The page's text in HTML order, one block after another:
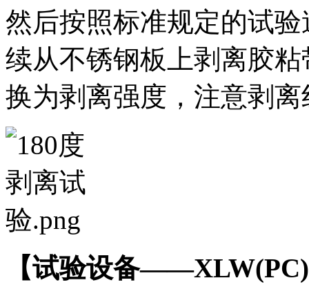
然后按照标准规定的试
续从不锈钢板上剥离胶
换为剥离强度，注意剥
【试验设备